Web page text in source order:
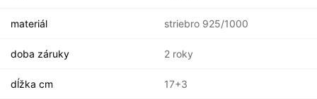
materiál striebro 925/1000
doba záruky 2 roky
dĺžka cm 17+3